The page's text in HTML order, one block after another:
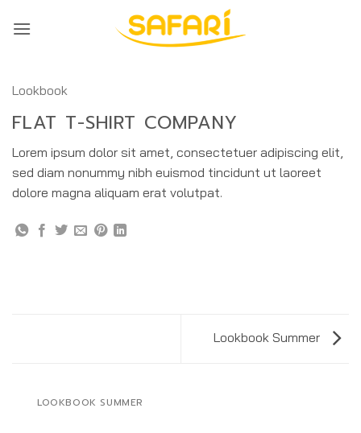
Lookbook
FLAT T-SHIRT COMPANY
Lorem ipsum dolor sit amet, consectetuer adipiscing elit,
sed diam nonummy nibh euismod tincidunt ut laoreet
dolore magna aliquam erat volutpat.
Lookbook Summer
LOOKBOOK SUMMER